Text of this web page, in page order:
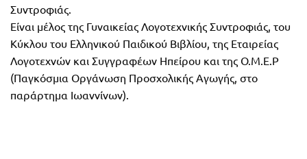
STE(A)M
Εκπαίδευση
ενηλίκων –
Διά Βίου
Μάθηση
Α΄
Τάξη
Β΄
Τάξη
Συντροφιάς.
Είναι μέλος της Γυναικείας Λογοτεχνικής Συντροφιάς, του
Κύκλου του Ελληνικού Παιδικού Βιβλίου, της Εταιρείας
Λογοτεχνών και Συγγραφέων Ηπείρου και της O.M.E.P
(Παγκόσμια Οργάνωση Προσχολικής Αγωγής, στο
παράρτημα Ιωαννίνων).